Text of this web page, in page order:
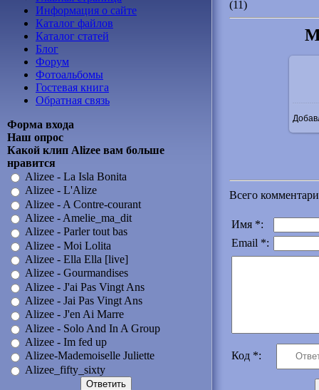
Информация о сайте
Каталог файлов
Каталог статей
Блог
Форум
Фотоальбомы
Гостевая книга
Обратная связь
Форма входа
Наш опрос
Какой клип Alizee вам больше
нравится
Alizee - La Isla Bonita
Alizee - L'Alize
Alizee - A Contre-courant
Alizee - Amelie_ma_dit
Alizee - Parler tout bas
Alizee - Moi Lolita
Alizee - Ella Ella [live]
Alizee - Gourmandises
Alizee - J'ai Pas Vingt Ans
Alizee - Jai Pas Vingt Ans
Alizee - J'en Ai Marre
Alizee - Solo And In A Group
Alizee - Im fed up
Alizee-Mademoiselle Juliette
Alizee_fifty_sixty
(11)
Всего
Имя *:
Email *:
Код *: